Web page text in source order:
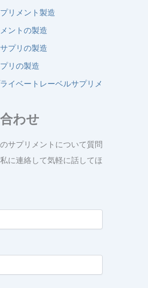
リメント製造
ントの製造
プリの製造
リの製造
イベートレーベルサプリメ
わせ
サプリメントについて質問
に連絡して気軽に話してほ